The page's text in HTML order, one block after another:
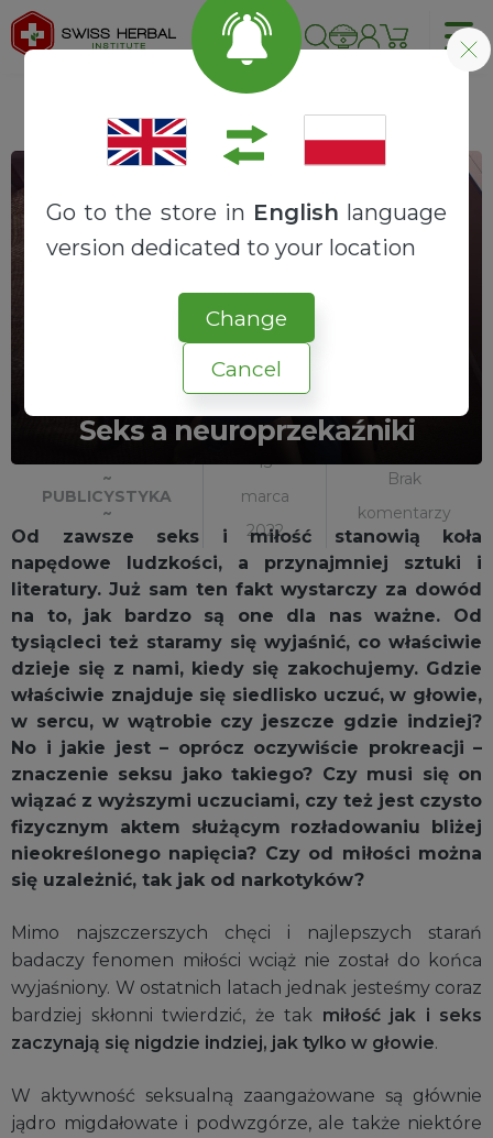
Go to the store in English language
version dedicated to your location
Change
Cancel
Seks a neuroprzekaźniki
~
PUBLICYSTYKA
~
15
marca
2022
Brak
komentarzy
Od zawsze seks i miłość stanowią koła
napędowe ludzkości, a przynajmniej sztuki i
literatury. Już sam ten fakt wystarczy za dowód
na to, jak bardzo są one dla nas ważne. Od
tysiącleci też staramy się wyjaśnić, co właściwie
dzieje się z nami, kiedy się zakochujemy. Gdzie
właściwie znajduje się siedlisko uczuć, w głowie,
w sercu, w wątrobie czy jeszcze gdzie indziej?
No i jakie jest – oprócz oczywiście prokreacji –
znaczenie seksu jako takiego? Czy musi się on
wiązać z wyższymi uczuciami, czy też jest czysto
fizycznym aktem służącym rozładowaniu bliżej
nieokreślonego napięcia? Czy od miłości można
się uzależnić, tak jak od narkotyków?
Mimo najszczerszych chęci i najlepszych starań
badaczy fenomen miłości wciąż nie został do końca
wyjaśniony. W ostatnich latach jednak jesteśmy coraz
bardziej skłonni twierdzić, że tak miłość jak i seks
zaczynają się nigdzie indziej, jak tylko w głowie.
W aktywność seksualną zaangażowane są głównie
jądro migdałowate i podwzgórze, ale także niektóre